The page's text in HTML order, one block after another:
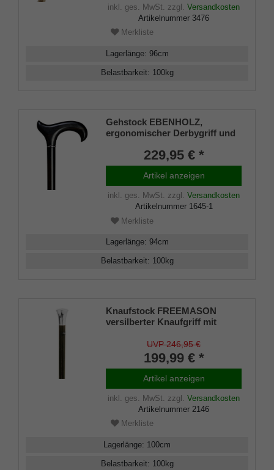
inkl. ges. MwSt. zzgl. Versandkosten
Artikelnummer 3476
Merkliste
Lagerlänge: 96cm
Belastbarkeit: 100kg
Gehstock EBENHOLZ,
ergonomischer Derbygriff und
handpoliert, leicht geölt, mit
Chrom-Ring ,inklusiv
schlankem Gummipuffer
229,95 € *
Artikel anzeigen
inkl. ges. MwSt. zzgl. Versandkosten
Artikelnummer 1645-1
Merkliste
Lagerlänge: 94cm
Belastbarkeit: 100kg
Knaufstock FREEMASON
versilberter Knaufgriff mit
Carbonstock mit Makassar
Veredlung
UVP 246,95 €
199,99 € *
Artikel anzeigen
inkl. ges. MwSt. zzgl. Versandkosten
Artikelnummer 2146
Merkliste
Lagerlänge: 100cm
Belastbarkeit: 100kg